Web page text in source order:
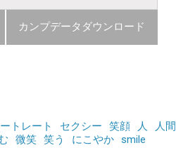
カンプデータダウンロード
トレート セクシー 笑顔 人 人間
微笑 笑う にこやか smile